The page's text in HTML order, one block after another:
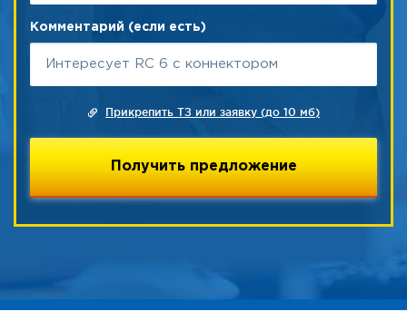
Комментарий (если есть)
Прикрепить ТЗ или заявку (до 10 мб)